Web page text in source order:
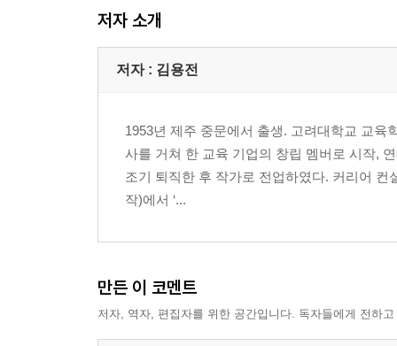
6 선택과 집중
〔출근길의 철학〕 편한 일터인가, 힘든 일터인가?
〔퇴근길의 명상〕 포경선의 작살은 끝이 뭉툭하다
저자 소개
저자 : 김용전
1953년 제주 중문에서 출생. 고려대학교 교
사를 거쳐 한 교육 기업의 창립 멤버로 시작,
조기 퇴직한 후 작가로 전업하였다. 커리어
작)에서 ‘...
만든 이 코멘트
저자, 역자, 편집자를 위한 공간입니다. 독자들에게 전하